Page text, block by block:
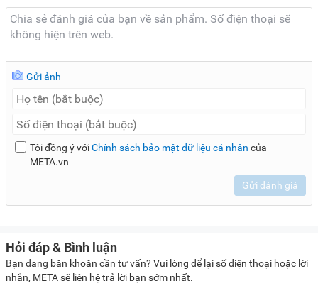
Gửi ảnh
Tôi đồng ý vớiChính sách bảo mật dữ liệu cá nhân của
META.vn
Gửi đánh giá
Hỏi đáp & Bình luận
Bạn đang băn khoăn cần tư vấn? Vui lòng để lại số điện thoại hoặc lời
nhắn, META sẽ liên hệ trả lời bạn sớm nhất.